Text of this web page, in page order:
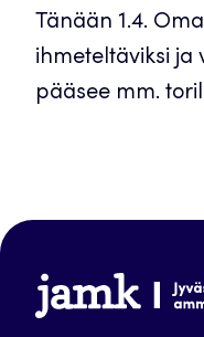
Tänään 1.4.
ihmeteltäviksi ja
pääsee mm.
www.jamk.fi